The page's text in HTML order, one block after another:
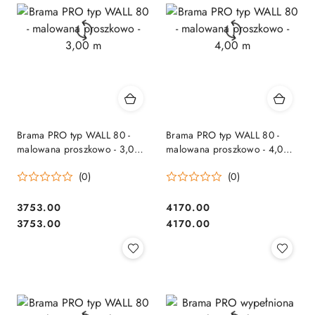
Brama PRO typ WALL 80 -
malowana proszkowo - 3,00
(0)
Cena:
3753.00
Cena:
3753.00
Brama PRO typ WALL 80 -
malowana proszkowo - 4,00
(0)
Cena:
4170.00
Cena:
4170.00